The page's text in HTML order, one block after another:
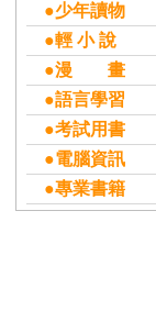
●少年讀物
●輕 小 說
●漫 畫
●語言學習
●考試用書
●電腦資訊
●專業書籍